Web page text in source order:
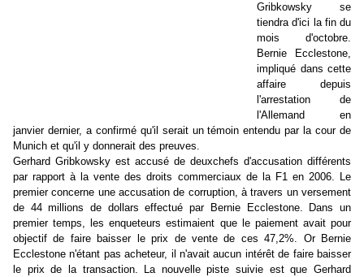
Gribkowsky se
tiendra d'ici la fin du
mois d'octobre.
Bernie Ecclestone,
impliqué dans cette
affaire depuis
l'arrestation de
l'Allemand en
janvier dernier, a confirmé qu'il serait un témoin entendu par la cour de
Munich et qu'il y donnerait des preuves.
Gerhard Gribkowsky est accusé de deuxchefs d'accusation différents
par rapport à la vente des droits commerciaux de la F1 en 2006. Le
premier concerne une accusation de corruption, à travers un versement
de 44 millions de dollars effectué par Bernie Ecclestone. Dans un
premier temps, les enqueteurs estimaient que le paiement avait pour
objectif de faire baisser le prix de vente de ces 47,2%. Or Bernie
Ecclestone n'étant pas acheteur, il n'avait aucun intérêt de faire baisser
le prix de la transaction. La nouvelle piste suivie est que Gerhard